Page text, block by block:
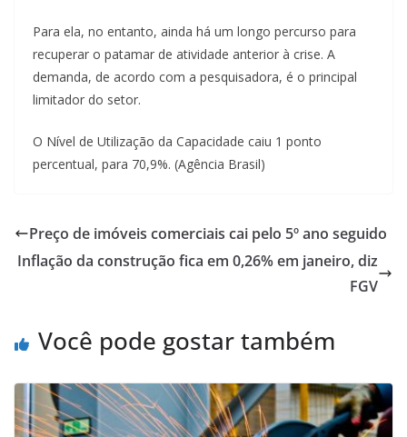
Para ela, no entanto, ainda há um longo percurso para
recuperar o patamar de atividade anterior à crise. A
demanda, de acordo com a pesquisadora, é o principal
limitador do setor.
O Nível de Utilização da Capacidade caiu 1 ponto
percentual, para 70,9%. (Agência Brasil)
Preço de imóveis comerciais cai pelo 5º ano seguido
Inflação da construção fica em 0,26% em janeiro, diz
FGV
Você pode gostar também